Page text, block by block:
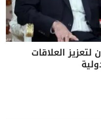
لتعزيز العلاقات